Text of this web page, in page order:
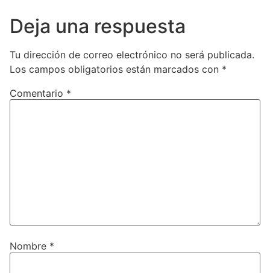
Deja una respuesta
Tu dirección de correo electrónico no será publicada.
Los campos obligatorios están marcados con *
Comentario *
Nombre *